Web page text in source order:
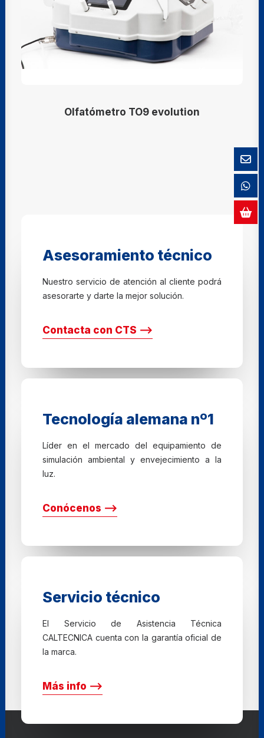
Olfatómetro TO9 evolution
Asesoramiento técnico
Nuestro servicio de atención al cliente podrá
asesorarte y darte la mejor solución.
Contacta con CTS ⟶
Tecnología alemana nº1
Líder en el mercado del equipamiento de
simulación ambiental y envejecimiento a la
luz.
Conócenos ⟶
Servicio técnico
El Servicio de Asistencia Técnica
CALTECNICA cuenta con la garantía oficial de
la marca.
Más info ⟶